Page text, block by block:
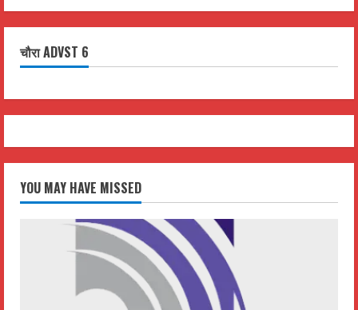
चौरा ADVST 6
YOU MAY HAVE MISSED